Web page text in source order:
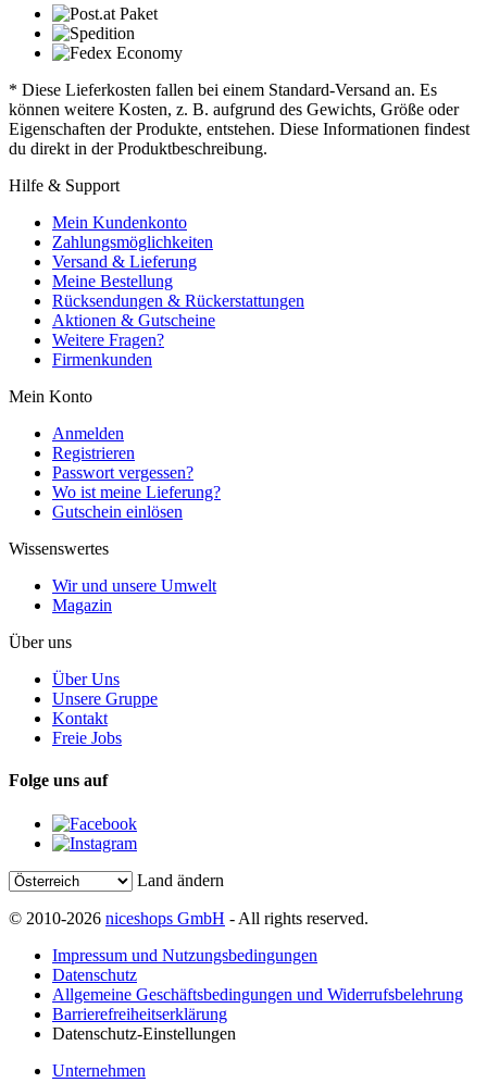
* Diese Lieferkosten fallen bei einem Standard-Versand an. Es
können weitere Kosten, z. B. aufgrund des Gewichts, Größe oder
Eigenschaften der Produkte, entstehen. Diese Informationen findest
du direkt in der Produktbeschreibung.
Hilfe & Support
Mein Kundenkonto
Zahlungsmöglichkeiten
Versand & Lieferung
Meine Bestellung
Rücksendungen & Rückerstattungen
Aktionen & Gutscheine
Weitere Fragen?
Firmenkunden
Mein Konto
Anmelden
Registrieren
Passwort vergessen?
Wo ist meine Lieferung?
Gutschein einlösen
Wissenswertes
Wir und unsere Umwelt
Magazin
Über uns
Über Uns
Unsere Gruppe
Kontakt
Freie Jobs
Folge uns auf
Land ändern
© 2010-2026 niceshops GmbH - All rights reserved.
Impressum und Nutzungsbedingungen
Datenschutz
Allgemeine Geschäftsbedingungen und Widerrufsbelehrung
Barrierefreiheitserklärung
Datenschutz-Einstellungen
Unternehmen